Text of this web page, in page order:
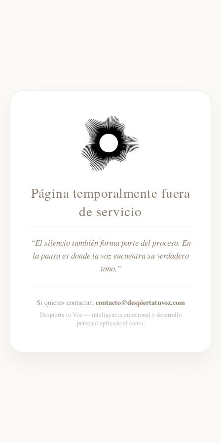
Página temporalmente fuera
de servicio
El silencio también forma parte del proceso. En
la pausa es donde la voz encuentra su verdadero
tono.
Si quieres contactar: contacto@despiertatuvoz.com
Despierta tu Voz — inteligencia emocional y desarrollo
personal aplicado al canto.